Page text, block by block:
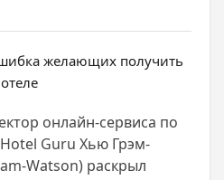
онлайн-сервиса по
Guru Хью Грэм-
Watson) раскрыл